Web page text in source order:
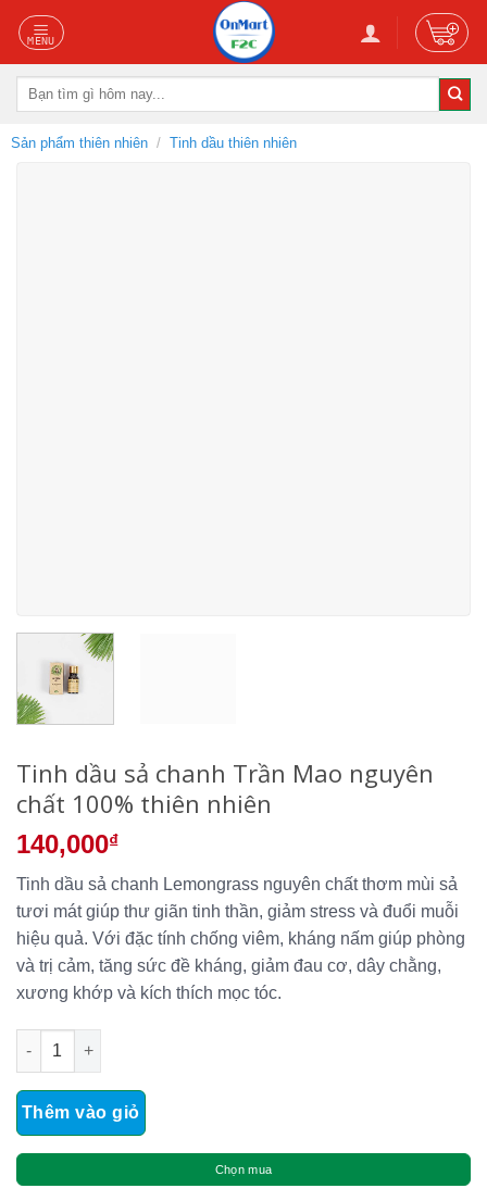
Skip
content
Tìm
Sản phẩm thiên nhiên / Tinh dầu thiên nhiên
Tinh dầu sả chanh Trần Mao nguyên
chất 100% thiên nhiên
140,000₫
Tinh dầu sả chanh Lemongrass nguyên chất thơm mùi sả
tươi mát giúp thư giãn tinh thần, giảm stress và đuổi muỗi
hiệu quả. Với đặc tính chống viêm, kháng nấm giúp phòng
và trị cảm, tăng sức đề kháng, giảm đau cơ, dây chằng,
xương khớp và kích thích mọc tóc.
Tinh dầu sả chanh Trần Mao nguyên chất 100% thiên nhiên
Thêm vào giỏ
Chọn mua